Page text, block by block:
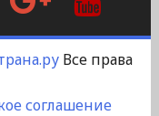
Plus
Все права
соглашение